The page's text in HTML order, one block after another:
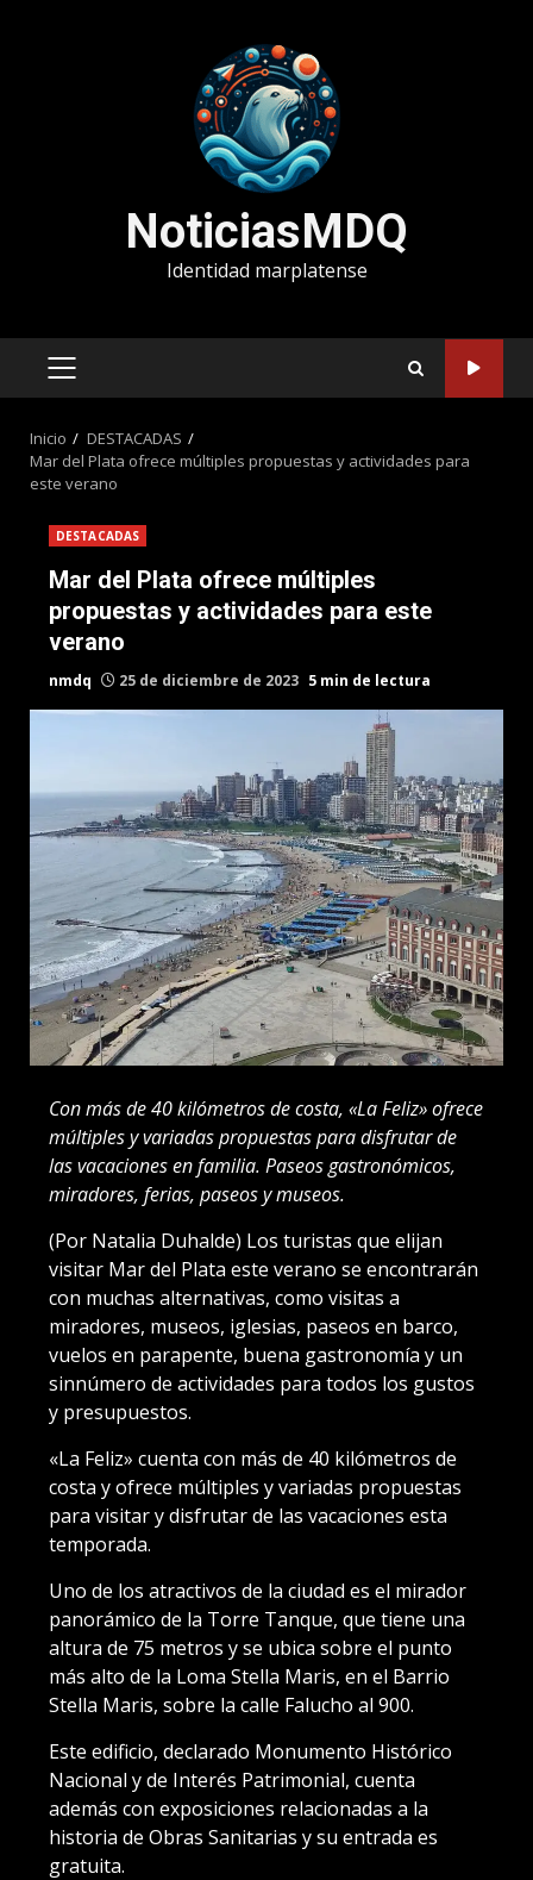
NoticiasMDQ
Identidad marplatense
MENÚ
Inicio
DESTACADAS
Mar del Plata ofrece múltiples propuestas y actividades para
este verano
DESTACADAS
Mar del Plata ofrece múltiples
propuestas y actividades para este
verano
nmdq 25 de diciembre de 2023 5 min de lectura
Con más de 40 kilómetros de costa, «La Feliz» ofrece
múltiples y variadas propuestas para disfrutar de
las vacaciones en familia. Paseos gastronómicos,
miradores, ferias, paseos y museos.
(Por Natalia Duhalde) Los turistas que elijan
visitar Mar del Plata este verano se encontrarán
con muchas alternativas, como visitas a
miradores, museos, iglesias, paseos en barco,
vuelos en parapente, buena gastronomía y un
sinnúmero de actividades para todos los gustos
y presupuestos.
«La Feliz» cuenta con más de 40 kilómetros de
costa y ofrece múltiples y variadas propuestas
para visitar y disfrutar de las vacaciones esta
temporada.
Uno de los atractivos de la ciudad es el mirador
panorámico de la Torre Tanque, que tiene una
altura de 75 metros y se ubica sobre el punto
más alto de la Loma Stella Maris, en el Barrio
Stella Maris, sobre la calle Falucho al 900.
Este edificio, declarado Monumento Histórico
Nacional y de Interés Patrimonial, cuenta
además con exposiciones relacionadas a la
historia de Obras Sanitarias y su entrada es
gratuita.